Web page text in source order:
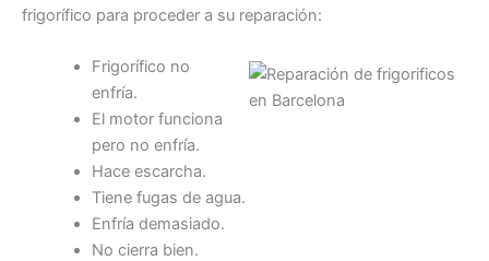
frigorífico para proceder a su reparación:
Frigorífico no
enfría.
El motor funciona
pero no enfría.
Hace escarcha.
Tiene fugas de agua.
Enfría demasiado.
No cierra bien.